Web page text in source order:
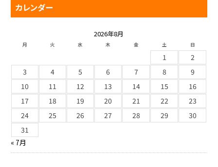
カレンダー
2026年8月
月 火 水 木 金 土 日
1
2
3
4 5 6 7 8
9
10
11 12 13 14 15
16
17
18 19 20 21 22
23
24
25 26 27 28 29
30
31
« 7月